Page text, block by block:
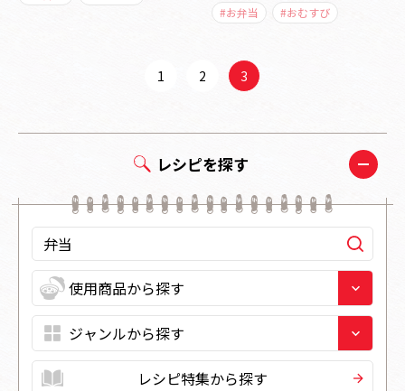
#お弁当
#おむすび
1 2 3
レシピを探す
レシピ特集から探す